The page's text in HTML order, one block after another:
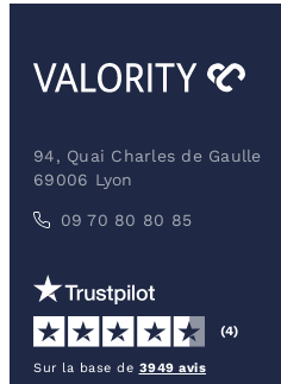
94, Quai Charles de Gaulle
69006 Lyon
09 70 80 80 85
(4)
Sur la base de 3949 avis